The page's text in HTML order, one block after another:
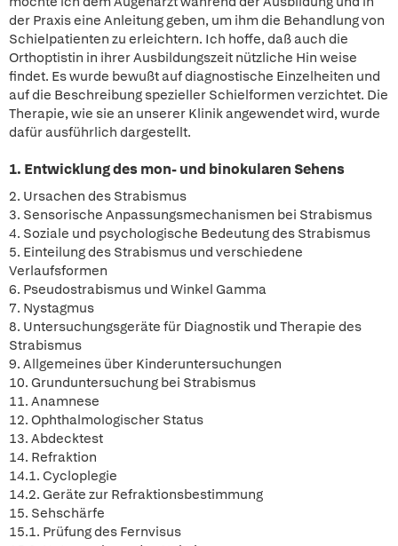
der Praxis eine Anleitung geben, um ihm die Behandlung von
Schielpatienten zu erleichtern. Ich hoffe, daß auch die
Orthoptistin in ihrer Ausbildungszeit nützliche Hin weise
findet. Es wurde bewußt auf diagnostische Einzelheiten und
auf die Beschreibung spezieller Schielformen verzichtet. Die
Therapie, wie sie an unserer Klinik angewendet wird, wurde
dafür ausführlich dargestellt.
1. Entwicklung des mon- und binokularen Sehens
2. Ursachen des Strabismus
3. Sensorische Anpassungsmechanismen bei Strabismus
4. Soziale und psychologische Bedeutung des Strabismus
5. Einteilung des Strabismus und verschiedene
Verlaufsformen
6. Pseudostrabismus und Winkel Gamma
7. Nystagmus
8. Untersuchungsgeräte für Diagnostik und Therapie des
Strabismus
9. Allgemeines über Kinderuntersuchungen
10. Grunduntersuchung bei Strabismus
11. Anamnese
12. Ophthalmologischer Status
13. Abdecktest
14. Refraktion
14.1. Cycloplegie
14.2. Geräte zur Refraktionsbestimmung
15. Sehschärfe
15.1. Prüfung des Fernvisus